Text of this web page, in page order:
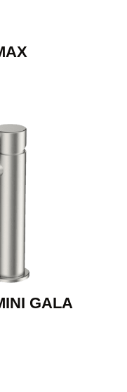
GALA